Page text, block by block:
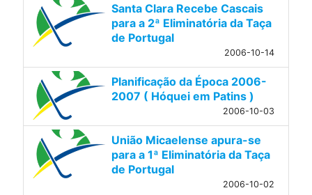
Santa Clara Recebe Cascais
para a 2ª Eliminatória da Taça
de Portugal
2006-10-14
Planificação da Época 2006-
2007 ( Hóquei em Patins )
2006-10-03
União Micaelense apura-se
para a 1ª Eliminatória da Taça
de Portugal
2006-10-02